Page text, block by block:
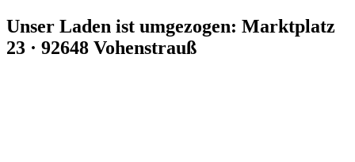
Zum
Inhalt
springen
Unser Laden ist umgezogen: Marktplatz
23 · 92648 Vohenstrauß